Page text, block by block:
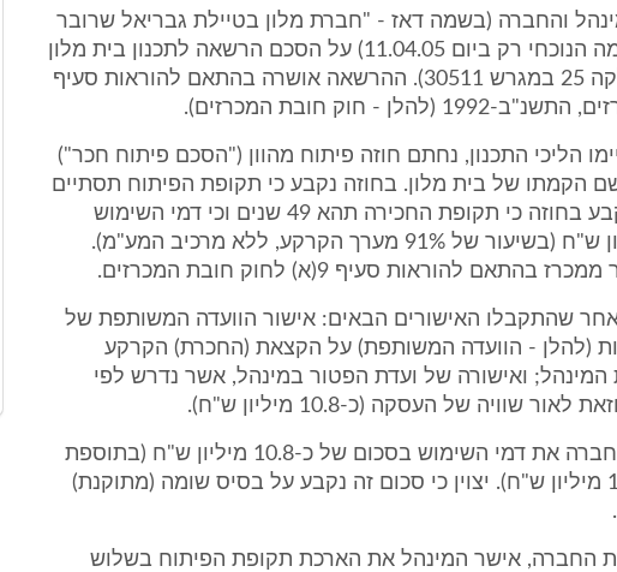
חתמו המינהל והחברה (בשמה דאז - "חברת מלון בטיילת גבריאל שרובר
בע"מ", אשר שונה לשמה הנוכחי רק ביום 11.04.05) על הסכם הרשאה לתכנון בית מלון
על הקרקע (חלק מחלקה 25 במגרש 30511). ההרשאה אושרה בהתאם להוראות סעיף
משהסתיימו הליכי התכנון, נחתם חוזה פיתוח מהוון ("הסכם פיתוח חכר")
הקמתו של בית מלון. בחוזה נקבע כי תקופת הפיתוח תסתיים
ביום 1.7.2002. עוד נקבע בחוזה כי תקופת החכירה תהא 49 שנים וכי דמי השימוש
יעמדו על כ-10.8 מיליון ש"ח (בשיעור של 91% מערך הקרקע, ללא מרכיב המע"מ).
להוראות סעיף 9(א) לחוק חובת המכרזים.
שהתקבלו האישורים הבאים: אישור הוועדה המשותפת של
(להלן - הוועדה המשותפת) על הקצאת (החכרת) הקרקע
ואישורה של ועדת הפטור במינהל, אשר נדרש לפי
בשנת 1999 שילמה החברה את דמי השימוש בסכום של כ-10.8 מיליון ש"ח (בתוספת
מע"מ בסכום של כ-1.8 מיליון ש"ח). יצוין כי סכום זה נקבע על בסיס שומה (מתוקנת)
לבקשת החברה, אישר המינהל את הארכת תקופת הפיתוח בשלוש